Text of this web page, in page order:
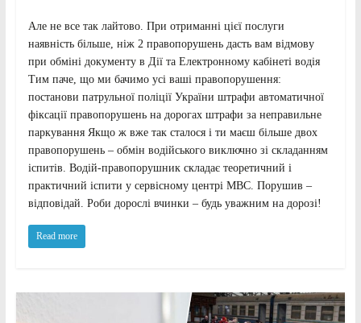
Але не все так лайтово. При отриманні цієї послуги
наявність більше, ніж 2 правопорушень дасть вам відмову
при обміні документу в Дії та Електронному кабінеті водія
Тим паче, що ми бачимо усі ваші правопорушення:
постанови патрульної поліції України штрафи автоматичної
фіксації правопорушень на дорогах штрафи за неправильне
паркування Якщо ж вже так сталося і ти маєш більше двох
правопорушень – обмін водійського виключно зі складанням
іспитів. Водій-правопорушник складає теоретичний і
практичний іспити у сервісному центрі МВС. Порушив –
відповідай. Роби дорослі вчинки – будь уважним на дорозі!
Read more